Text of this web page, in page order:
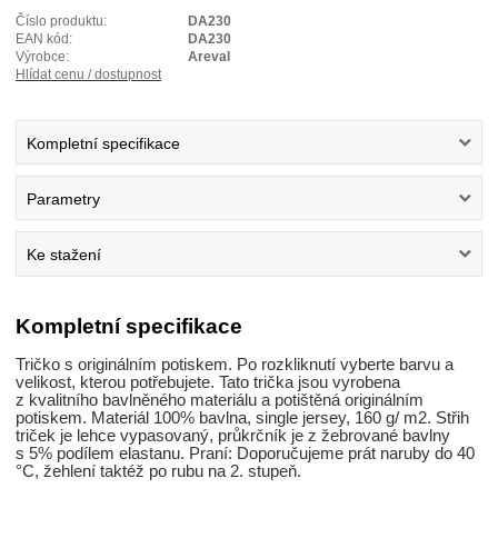
Číslo produktu:
DA230
EAN kód:
DA230
Výrobce:
Areval
Hlídat cenu / dostupnost
Kompletní specifikace
Parametry
Ke stažení
Kompletní specifikace
Tričko s originálním potiskem. Po rozkliknutí vyberte barvu a
velikost, kterou potřebujete. Tato trička jsou vyrobena
z kvalitního bavlněného materiálu a potištěná originálním
potiskem. Materiál 100% bavlna, single jersey, 160 g/ m2. Střih
triček je lehce vypasovaný, průkrčník je z žebrované bavlny
s 5% podílem elastanu. Praní: Doporučujeme prát naruby do 40
°C, žehlení taktéž po rubu na 2. stupeň.